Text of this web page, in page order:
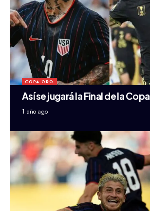
COPA ORO
Así se jugará la Final de la
1 año ago